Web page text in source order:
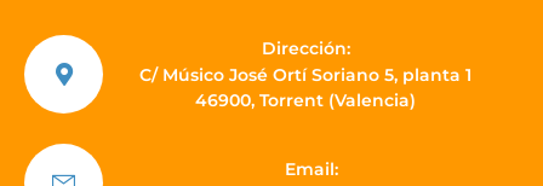
Dirección:
C/ Músico José Ortí Soriano 5, planta 1
46900, Torrent (Valencia)
Email: